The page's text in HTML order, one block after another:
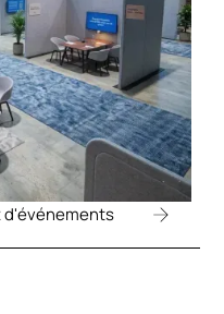
d'événements